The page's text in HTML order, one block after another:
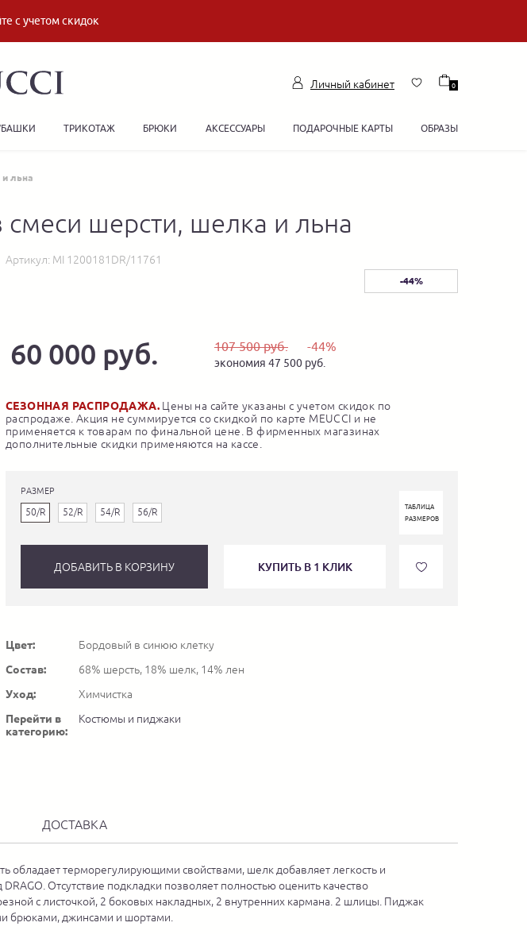
с учетом скидок
Личный кабинет 0
ТРИКОТАЖ БРЮКИ АКСЕССУАРЫ ПОДАРОЧНЫЕ КАРТЫ ОБРАЗЫ
льна
шерсти, шелка и льна
Артикул: MI 1200181DR/11761
-44%
60 000 руб. 107 500 руб. -44%
экономия 47 500 руб.
СЕЗОННАЯ РАСПРОДАЖА. Цены на сайте указаны с учетом скидок по
распродаже. Акция не суммируется со скидкой по карте MEUCCI и не
применяется к товарам по финальной цене. В фирменных магазинах
дополнительные скидки применяются на кассе.
РАЗМЕР
50/R 52/R 54/R 56/R
ТАБЛИЦА
РАЗМЕРОВ
ДОБАВИТЬ В КОРЗИНУ КУПИТЬ В 1 КЛИК
Цвет:
Бордовый в синюю клетку
Состав:
68% шерсть, 18% шелк, 14% лен
Уход:
Химчистка
Перейти в
категорию:
Костюмы и пиджаки
ДОСТАВКА
терморегулирующими свойствами, шелк добавляет легкость и
Отсутствие подкладки позволяет полностью оценить качество
с листочкой, 2 боковых накладных, 2 внутренних кармана. 2 шлицы. Пиджак
брюками, джинсами и шортами.